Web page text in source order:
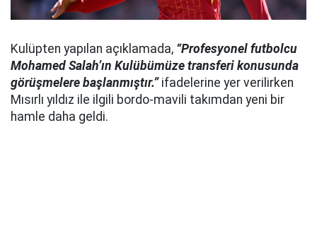
Kulüpten yapılan açıklamada, “Profesyonel futbolcu
Mohamed Salah’ın Kulübümüze transferi konusunda
görüşmelere başlanmıştır.”ifadelerine yer verilirken
Mısırlı yıldız ile ilgili bordo-mavili takımdan yeni bir
hamle daha geldi.